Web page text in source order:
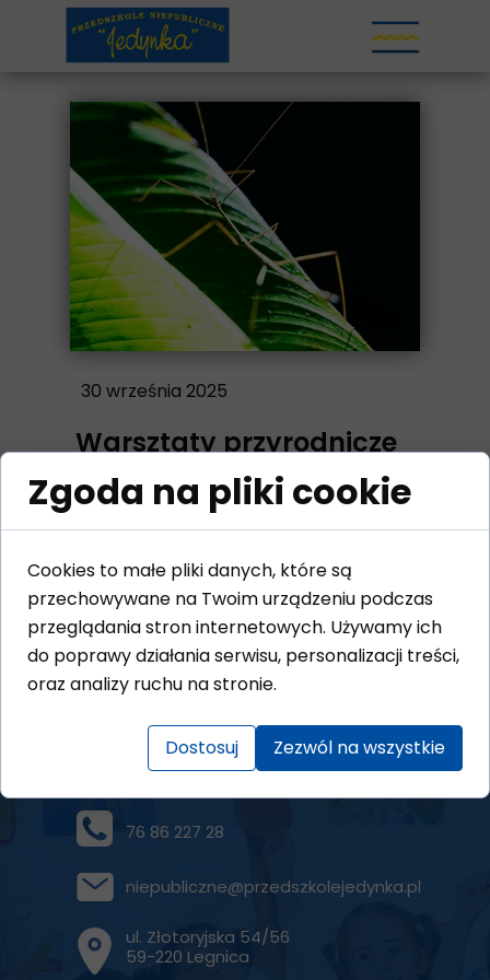
30 września 2025
Warsztaty przyrodnicze
15.10.2025r.
"Spotkanie z patyczakiem".
ul. Złotoryjska 54/56
59-220 Legnica
76 86 227 28
niepubliczne@przedszkolejedynka.pl
Zgoda na pliki cookie
Cookies to małe pliki danych, które są
przechowywane na Twoim urządzeniu podczas
przeglądania stron internetowych. Używamy ich
do poprawy działania serwisu, personalizacji treści,
oraz analizy ruchu na stronie.
Dostosuj Zezwól na wszystkie